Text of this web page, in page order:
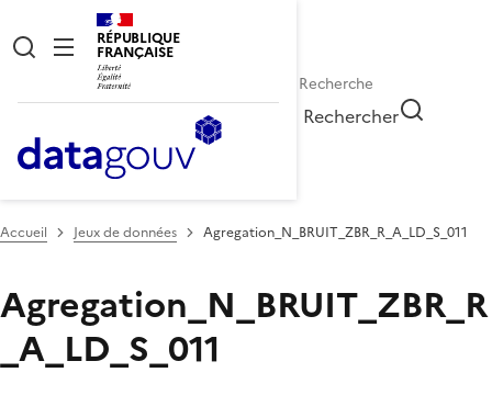
RÉPUBLIQUE
FRANÇAISE
Rechercher
Accueil Jeux de données Agregation_N_BRUIT_ZBR_R_A_LD_S_011
Agregation_N_BRUIT_ZBR_R
_A_LD_S_011